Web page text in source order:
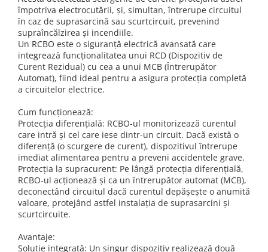
Schneider Easy Styl
Schneider Cedar
Vimar Neve
Vimar Plana
Vimar Arke
Himel Flexo
Automatizari
Bobine de declansare
Separatoare de sarcina
Lampa de semnalizare
Conectica si accesorii
Bareta de alimentare-Pieptene
Cleme si conectori
Repartitoare
Borniera si bara nul
Pini terminali
UPS-uri
Interfonie
Scule meseriasi
împotriva electrocutării, și, simultan, întrerupe circuitul
în caz de suprasarcină sau scurtcircuit, prevenind
supraîncălzirea și incendiile.
Un RCBO este o siguranță electrică avansată care
integrează funcționalitatea unui RCD (Dispozitiv de
Curent Rezidual) cu cea a unui MCB (Întrerupător
Automat), fiind ideal pentru a asigura protecția completă
a circuitelor electrice.
Cum funcționează:
Protecția diferențială: RCBO-ul monitorizează curentul
care intră și cel care iese dintr-un circuit. Dacă există o
diferență (o scurgere de curent), dispozitivul întrerupe
imediat alimentarea pentru a preveni accidentele grave.
Protecția la supracurent: Pe lângă protecția diferențială,
RCBO-ul acționează și ca un întrerupător automat (MCB),
deconectând circuitul dacă curentul depășește o anumită
valoare, protejând astfel instalația de suprasarcini și
scurtcircuite.
Avantaje:
Soluție integrată: Un singur dispozitiv realizează două